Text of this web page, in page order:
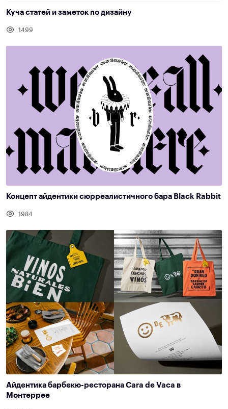
Куча статей и заметок по дизайну
1499
Концепт айдентики сюрреалистичного бара Black Rabbit
1984
Айдентика барбекю-ресторана Cara de Vaca в
Монтеррее